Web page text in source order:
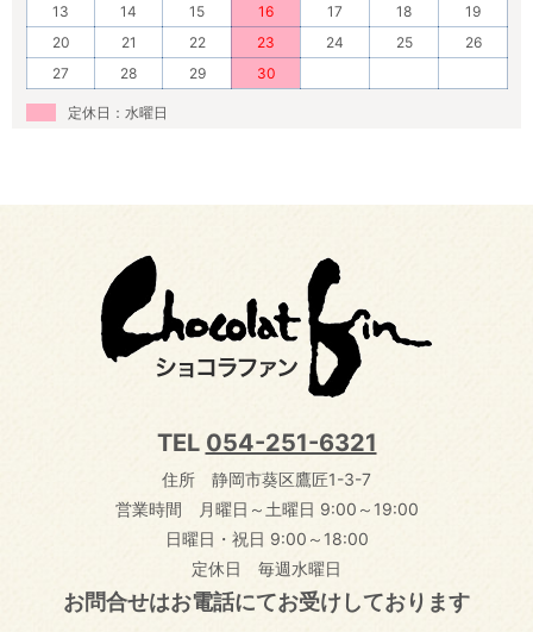
13
14 15 16 17 18
19
20
21 22 23 24 25
26
27
28 29 30
定休日：水曜日
TEL 054-251-6321
住所 静岡市葵区鷹匠1-3-7
営業時間 月曜日～土曜日 9:00～19:00
日曜日・祝日 9:00～18:00
定休日 毎週水曜日
お問合せはお電話にてお受けしております